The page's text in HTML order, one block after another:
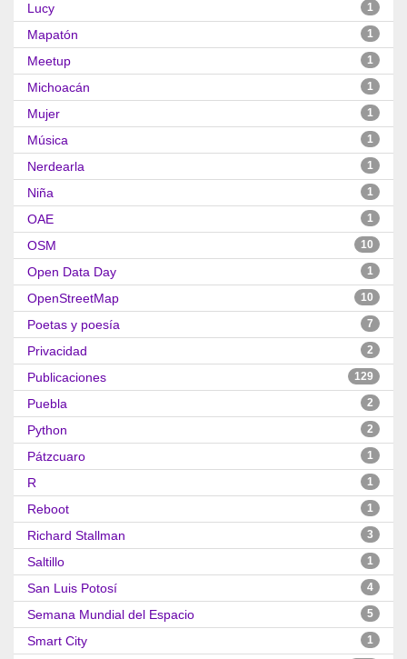
Lucy 1
Mapatón 1
Meetup 1
Michoacán 1
Mujer 1
Música 1
Nerdearla 1
Niña 1
OAE 1
OSM 10
Open Data Day 1
OpenStreetMap 10
Poetas y poesía 7
Privacidad 2
Publicaciones 129
Puebla 2
Python 2
Pátzcuaro 1
R 1
Reboot 1
Richard Stallman 3
Saltillo 1
San Luis Potosí 4
Semana Mundial del Espacio 5
Smart City 1